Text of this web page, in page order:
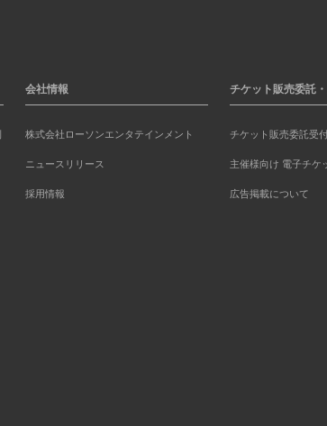
会社情報
株式会社ローソンエンタテインメント
ニュースリリース
採用情報
チケット販売委託
チケット販売委託受
主催様向け 電子チケ
広告掲載について